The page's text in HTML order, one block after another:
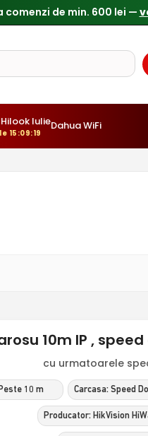
Iulie
15:09:18
Dahua WiFi
10m IP ,
cu urmatoarele
10 m Carcasa: Speed
Producator: HikVision